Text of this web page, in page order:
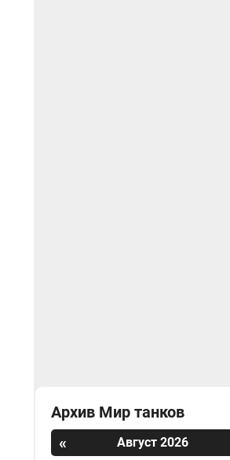
Архив Мир танков
«
Август 2026